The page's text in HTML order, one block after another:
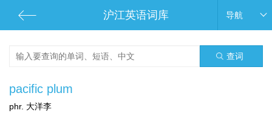
沪江英语词库 导航
查词
pacific plum
phr. 大洋李